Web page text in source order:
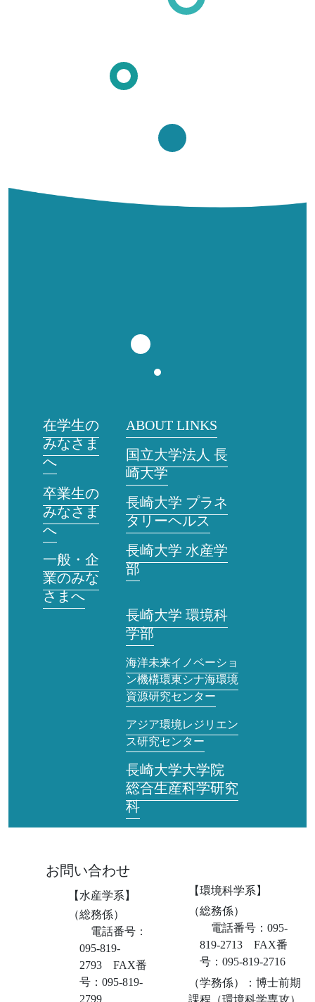
在学生の
みなさま
へ
卒業生の
みなさま
へ
一般・企
業のみな
さまへ
ABOUT LINKS
国立大学法人 長
崎大学
長崎大学 プラネ
タリーヘルス
長崎大学 水産学
部
長崎大学 環境科
学部
海洋未来イノベーショ
ン機構環東シナ海環境
資源研究センター
アジア環境レジリエン
ス研究センター
長崎大学大学院
総合生産科学研究
科
お問い合わせ
【水産学系】
（総務係）
電話番号：
095-819-
2793 FAX番
号：095-819-
2799
【環境科学系】
（総務係）
電話番号：095-
819-2713 FAX番
号：095-819-2716
（学務係）：博士前期
課程（環境科学専攻）